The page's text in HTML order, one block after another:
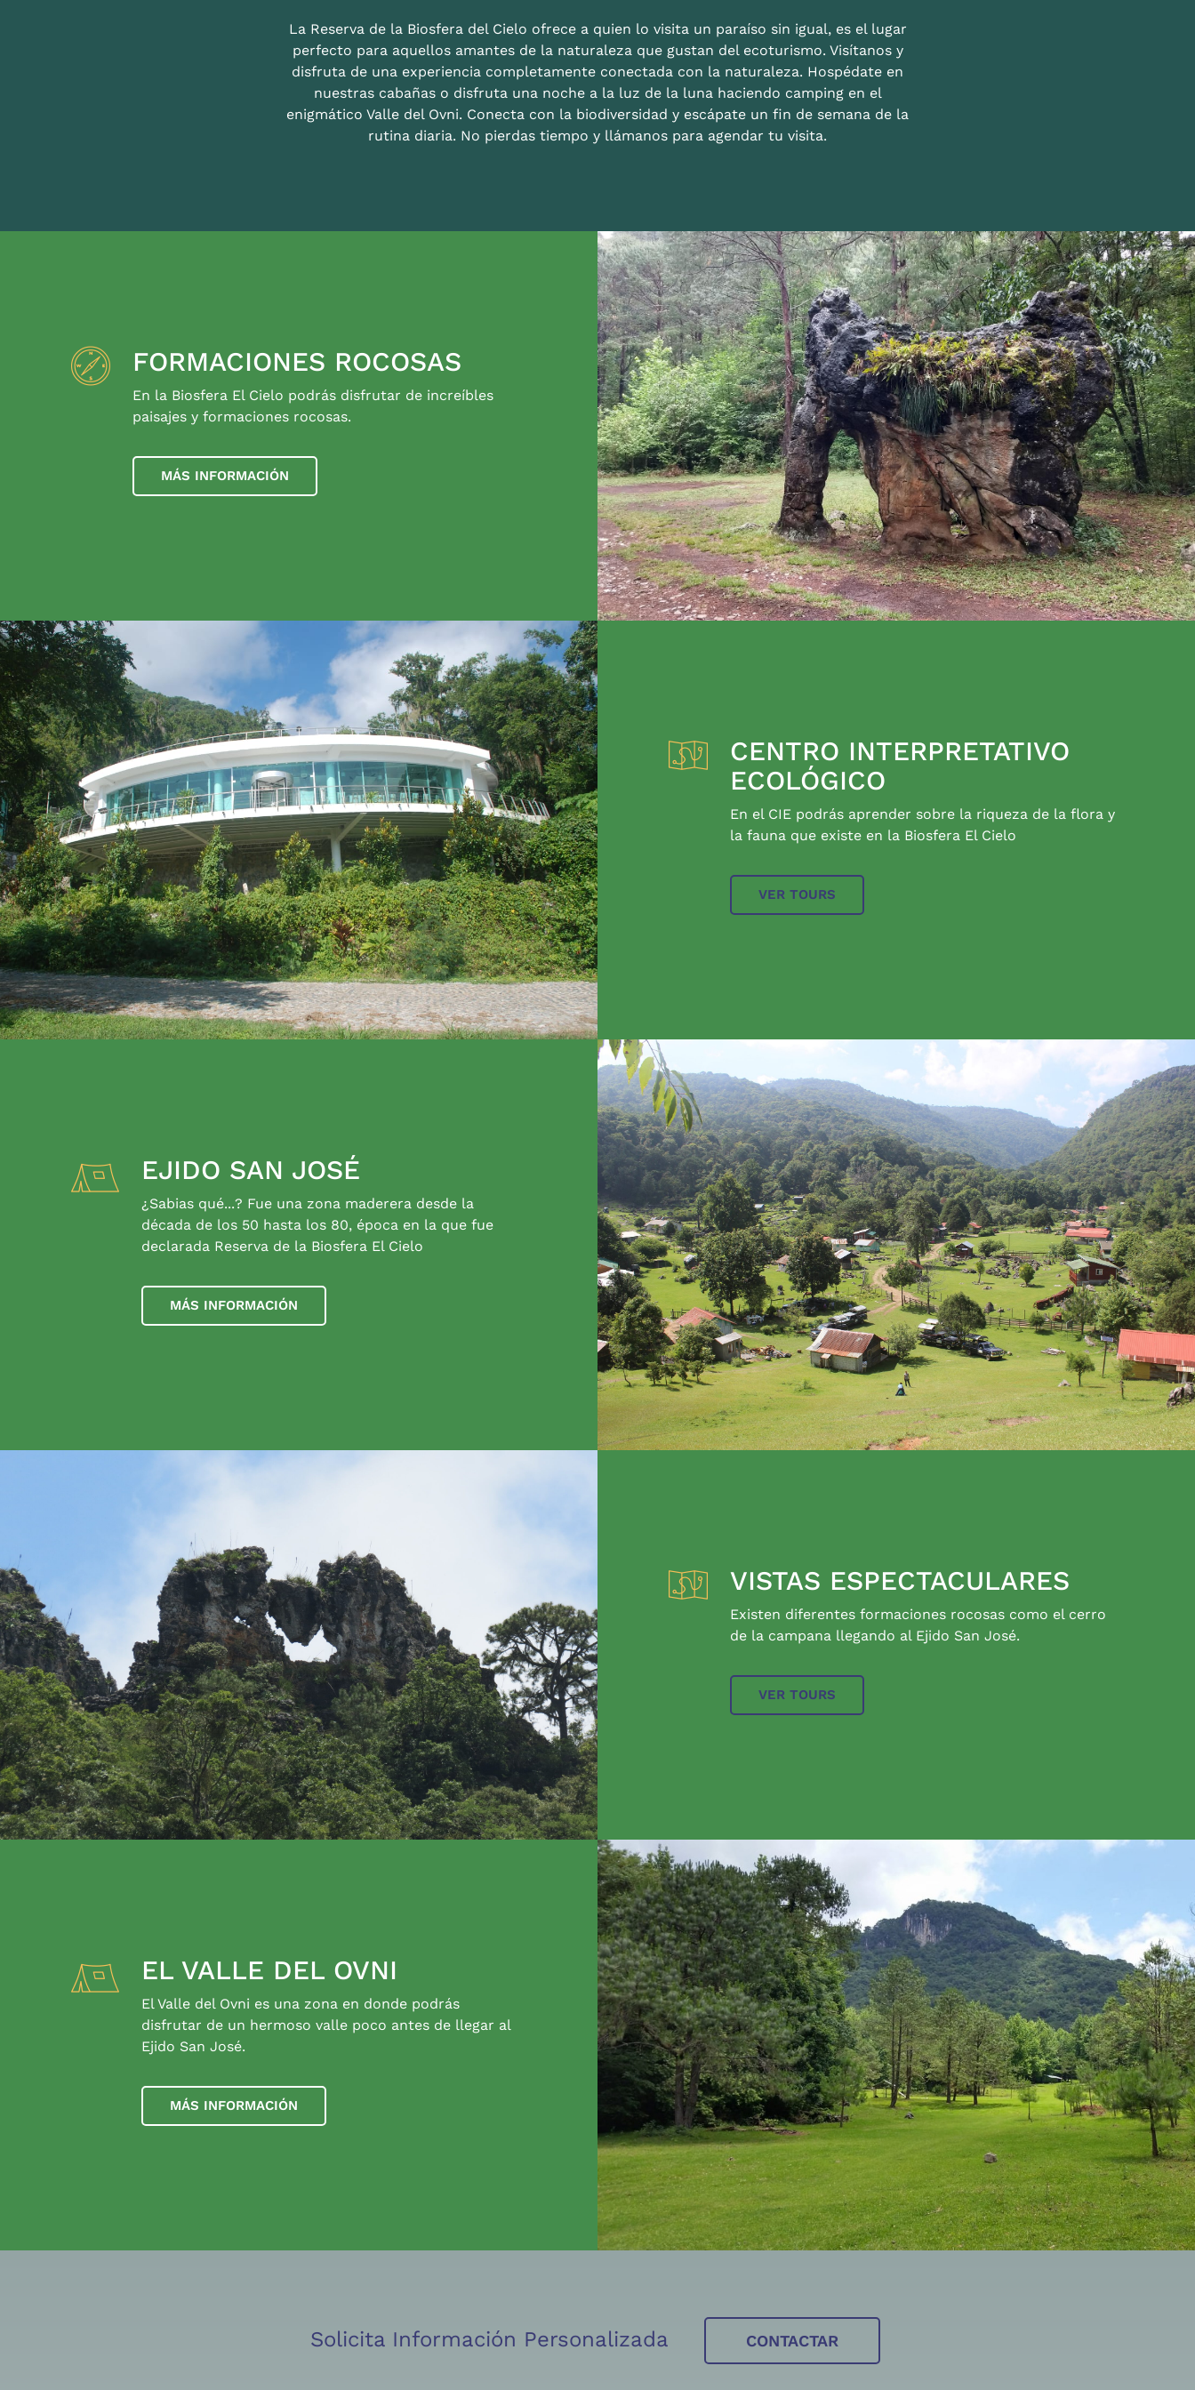
La Reserva de la Biosfera del Cielo ofrece a quien lo visita un paraíso sin igual, es el lugar
perfecto para aquellos amantes de la naturaleza que gustan del ecoturismo. Visítanos y
disfruta de una experiencia completamente conectada con la naturaleza. Hospédate en
nuestras cabañas o disfruta una noche a la luz de la luna haciendo camping en el
enigmático Valle del Ovni. Conecta con la biodiversidad y escápate un fin de semana de la
rutina diaria. No pierdas tiempo y llámanos para agendar tu visita.
FORMACIONES ROCOSAS
En la Biosfera El Cielo podrás disfrutar de increíbles
paisajes y formaciones rocosas.
MÁS INFORMACIÓN
CENTRO INTERPRETATIVO
ECOLÓGICO
En el CIE podrás aprender sobre la riqueza de la flora y
la fauna que existe en la Biosfera El Cielo
VER TOURS
EJIDO SAN JOSÉ
¿Sabias qué...? Fue una zona maderera desde la
década de los 50 hasta los 80, época en la que fue
declarada Reserva de la Biosfera El Cielo
MÁS INFORMACIÓN
VISTAS ESPECTACULARES
Existen diferentes formaciones rocosas como el cerro
de la campana llegando al Ejido San José.
VER TOURS
EL VALLE DEL OVNI
El Valle del Ovni es una zona en donde podrás
disfrutar de un hermoso valle poco antes de llegar al
Ejido San José.
MÁS INFORMACIÓN
Solicita Información Personalizada CONTACTAR